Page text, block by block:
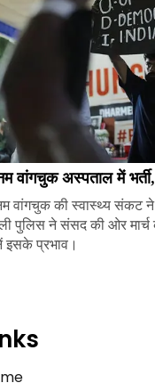
वांगचुक अस्पताल में
वांगचुक की स्वास्थ्य संकट ने
पुलिस ने संसद की ओर
इसके प्रभाव।